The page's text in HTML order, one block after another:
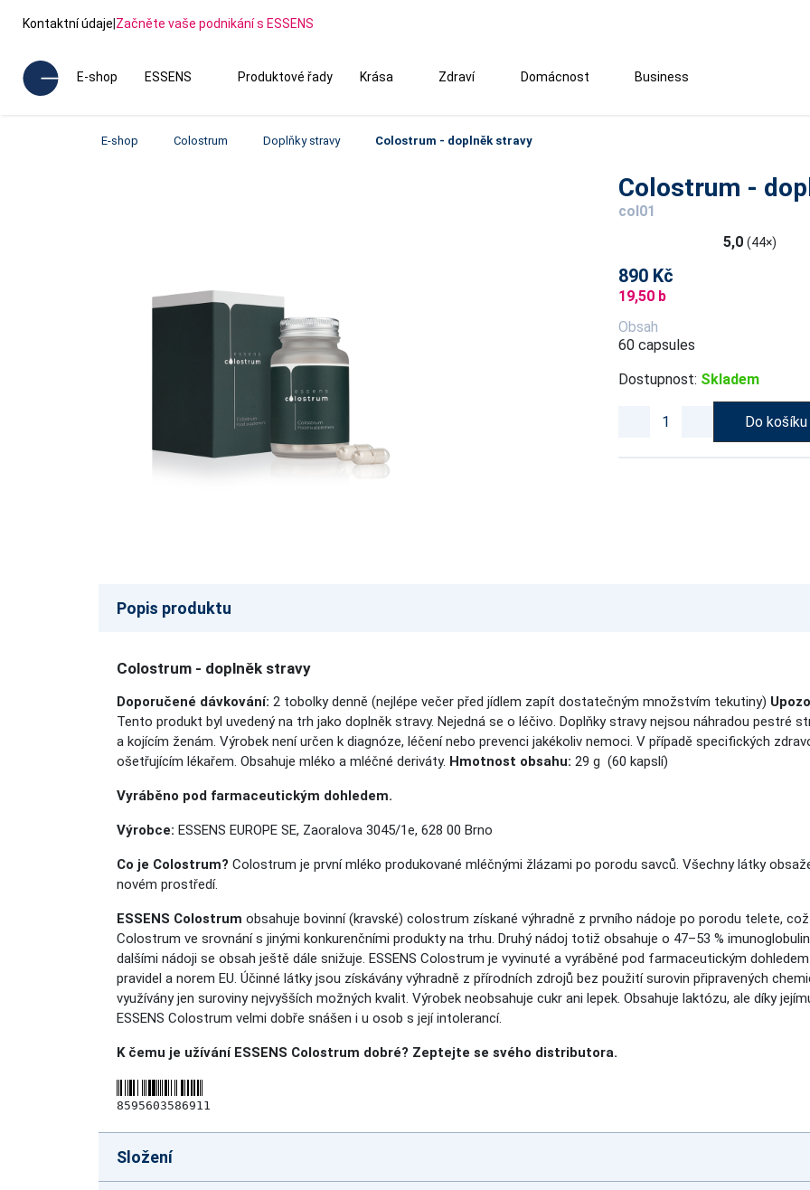
Kontaktní údaje|Začněte vaše podnikání s ESSENS
E-shop ESSENS Produktové řady Krása Zdraví Domácnost Business
E-shop Colostrum Doplňky stravy Colostrum - doplněk stravy
Colostrum -
col01
5,0 (44×)
890 Kč
19,50 b
Obsah
60 capsules
Dostupnost: Skladem
Do košíku
Popis produktu
Colostrum - doplněk stravy
Doporučené dávkování: 2 tobolky denně (nejlépe večer před jídlem zapít dostatečným množstvím tekutiny)
Tento produkt byl uvedený na trh jako doplněk stravy. Nejedná se o léčivo. Doplňky stravy nejsou náhradou pestré
a kojícím ženám. Výrobek není určen k diagnóze, léčení nebo prevenci jakékoliv nemoci. V případě specifických
ošetřujícím lékařem. Obsahuje mléko a mléčné deriváty. Hmotnost obsahu: 29 g (60 kapslí)
Vyráběno pod farmaceutickým dohledem.
Výrobce: ESSENS EUROPE SE, Zaoralova 3045/1e, 628 00 Brno
Co je Colostrum? Colostrum je první mléko produkované mléčnými žlázami po porodu savců. Všechny látky
novém prostředí.
ESSENS Colostrum obsahuje bovinní (kravské) colostrum získané výhradně z prvního nádoje po porodu telete,
Colostrum ve srovnání s jinými konkurenčními produkty na trhu. Druhý nádoj totiž obsahuje o 47–53 %
dalšími nádoji se obsah ještě dále snižuje. ESSENS Colostrum je vyvinuté a vyráběné pod farmaceutickým
pravidel a norem EU. Účinné látky jsou získávány výhradně z přírodních zdrojů bez použití surovin připravených
využívány jen suroviny nejvyšších možných kvalit. Výrobek neobsahuje cukr ani lepek. Obsahuje laktózu, ale díky
ESSENS Colostrum velmi dobře snášen i u osob s její intolerancí.
K čemu je užívání ESSENS Colostrum dobré? Zeptejte se svého distributora.
8595603586911
Složení